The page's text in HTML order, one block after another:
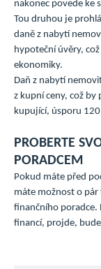
nakonec povede ke
Tou druhou je
daně z nabytí
hypoteční úvěry,
ekonomiky.
Daň z nabytí
z kupní ceny, což
kupující, úsporu 120
PROBERTE
PORADCEM
Pokud máte před
máte možnost o
finančního poradce.
financí, projde,